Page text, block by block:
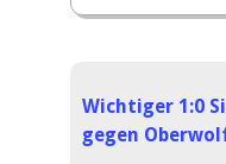
4:3
Lahr
–
Wichtiger 1:0
gegen